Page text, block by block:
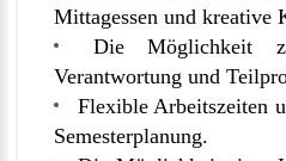
Mittagessen und kreative
Die Möglichkeit
Verantwortung und
Flexible Arbeitszeiten
Semesterplanung.